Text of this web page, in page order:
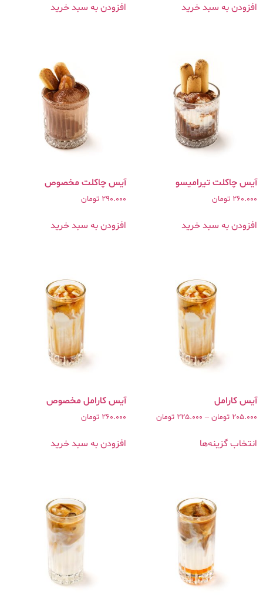
افزودن به سبد خرید افزودن به سبد خرید
آیس چاکلت تیرامیسو
260.000 تومان
افزودن به سبد خرید
آیس چاکلت مخصوص
290.000 تومان
افزودن به سبد خرید
205.000 تومان –
225.000 تومان
انتخاب گزینه‌ها
آیس کارامل مخصوص
260.000 تومان
افزودن به سبد خرید